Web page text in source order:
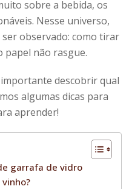
sobre a bebida, os
Nesse universo,
observado:como tirar
papel não rasgue.
descobrir qual
algumas dicas para
aprender!
garrafa de vidro